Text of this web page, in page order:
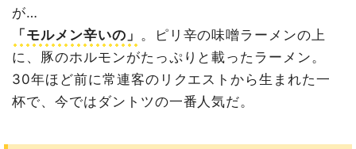
が…
「モルメン辛いの」 。ピリ辛の味噌ラーメンの上
に、豚のホルモンがたっぷりと載ったラーメン。
30年ほど前に常連客のリクエストから生まれた一
杯で、今ではダントツの一番人気だ。